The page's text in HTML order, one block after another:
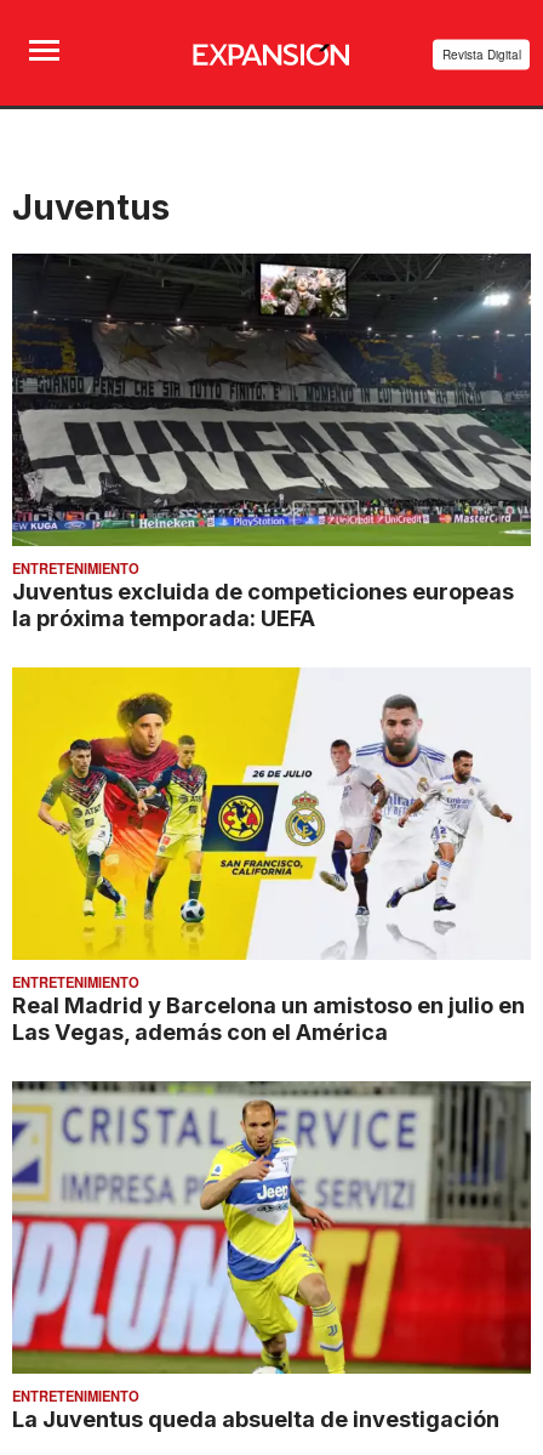
Revista Digital
Juventus
ENTRETENIMIENTO
Juventus excluida de competiciones europeas
la próxima temporada: UEFA
ENTRETENIMIENTO
Real Madrid y Barcelona un amistoso en julio en
Las Vegas, además con el América
ENTRETENIMIENTO
La Juventus queda absuelta de investigación